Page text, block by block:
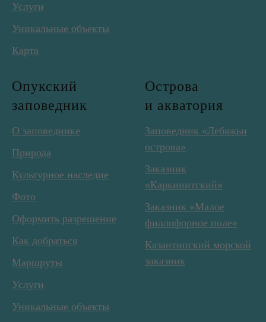
Услуги
Уникальные объекты
Карта
Опукский
заповедник
О заповеднике
Природа
Культурное наследие
Фото
Оформить разрешение
Как добраться
Маршруты
Услуги
Уникальные объекты
Острова
и акватория
Заповедник «Лебяжьи
острова»
Заказник
«Каркинитский»
Заказник «Малое
филлофорное поле»
Казантипский морской
заказник